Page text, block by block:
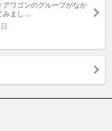
アワゴンのグループがなか
まし ...